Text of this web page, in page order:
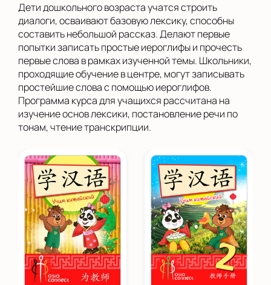
Дети дошкольного возраста учатся строить
диалоги, осваивают базовую лексику, способны
составить небольшой рассказ. Делают первые
попытки записать простые иероглифы и прочесть
первые слова в рамках изученной темы. Школьники,
проходящие обучение в центре, могут записывать
простейшие слова с помощью иероглифов.
Программа курса для учащихся рассчитана на
изучение основ лексики, постановление речи по
тонам, чтение транскрипции.